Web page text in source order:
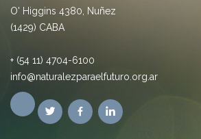
O' Higgins 4380, Nuñez
(1429) CABA
+ (54 11) 4704-6100
info@naturalezparaelfuturo.org.ar